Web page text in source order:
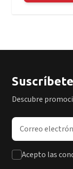
Descubre
Dirección de
Acepto las